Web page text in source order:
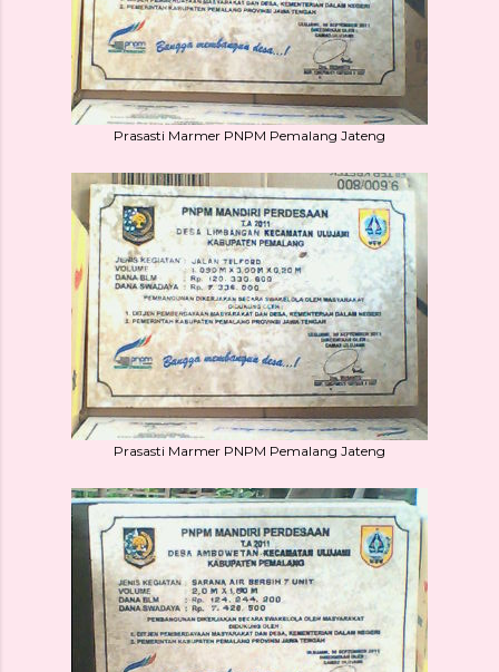
Prasasti Marmer PNPM Pemalang Jateng
Prasasti Marmer PNPM Pemalang Jateng